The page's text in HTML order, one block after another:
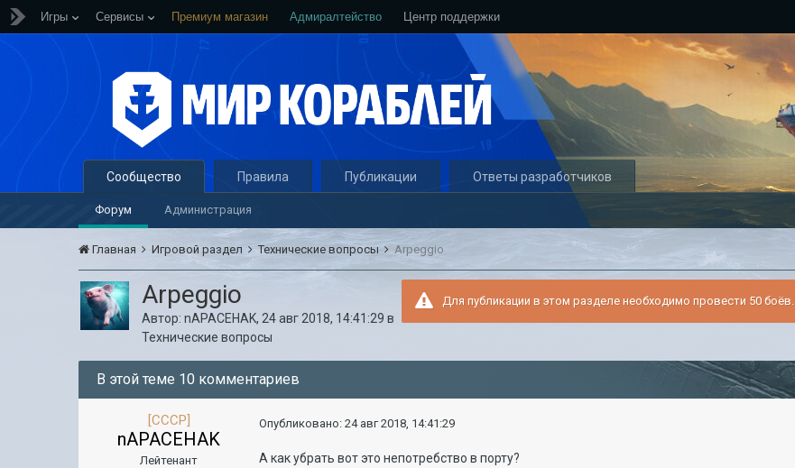
Игры Сервисы Премиум магазин Адмиралтейство Центр поддержки
Сообщество
Форум Администрация
Правила Публикации Ответы разработчиков
Главная Игровой раздел Технические вопросы Arpeggio
Для публикации в этом разделе необходимо провести 50 боёв.
Arpeggio
Автор:nAPACEHAK, 24 авг 2018, 14:41:29 в
Технические вопросы
В этой теме 10 комментариев
[CCCP]
nAPACEHAK
Лейтенант
Опубликовано:24 авг 2018, 14:41:29
А как убрать вот это непотребство в порту?